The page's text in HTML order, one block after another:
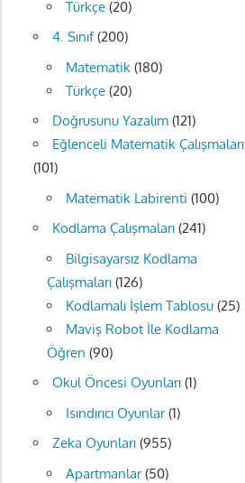
Türkçe(20)
4. Sınıf(200)
Matematik(180)
Türkçe(20)
Doğrusunu Yazalım(121)
Eğlenceli Matematik Çalışmaları
(101)
Matematik Labirenti (100)
Kodlama Çalışmaları(241)
Bilgisayarsız Kodlama
Çalışmaları(126)
Kodlamalı İşlem Tablosu(25)
Maviş Robot İle Kodlama
Öğren (90)
Okul Öncesi Oyunları(1)
Isındırıcı Oyunlar(1)
Zeka Oyunları(955)
Apartmanlar(50)